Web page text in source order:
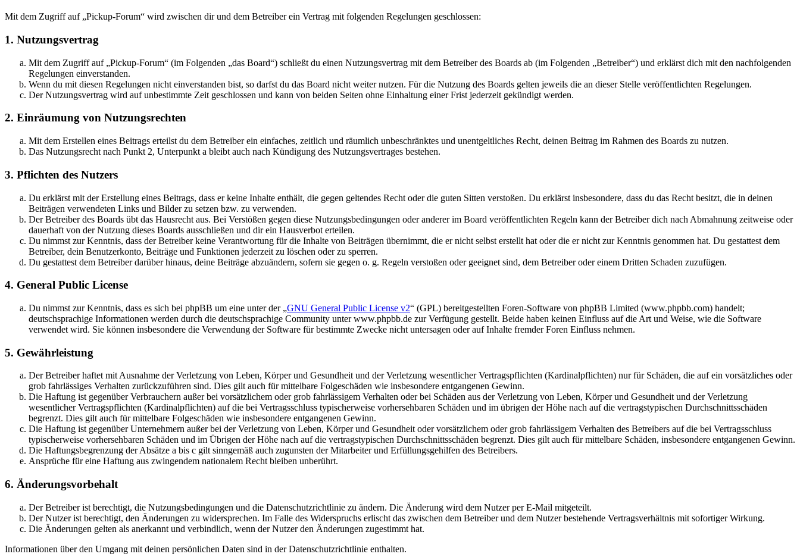
Mit dem Zugriff auf „Pickup-Forum“ wird zwischen dir und dem Betreiber ein Vertrag mit folgenden Regelungen geschlossen:
1. Nutzungsvertrag
Mit dem Zugriff auf „Pickup-Forum“ (im Folgenden „das Board“) schließt du einen Nutzungsvertrag mit dem Betreiber des Boards ab (im Folgenden „Betreiber“) und erklärst dich mit den nachfolgenden
Regelungen einverstanden.
Wenn du mit diesen Regelungen nicht einverstanden bist, so darfst du das Board nicht weiter nutzen. Für die Nutzung des Boards gelten jeweils die an dieser Stelle veröffentlichten Regelungen.
Der Nutzungsvertrag wird auf unbestimmte Zeit geschlossen und kann von beiden Seiten ohne Einhaltung einer Frist jederzeit gekündigt werden.
2. Einräumung von Nutzungsrechten
Mit dem Erstellen eines Beitrags erteilst du dem Betreiber ein einfaches, zeitlich und räumlich unbeschränktes und unentgeltliches Recht, deinen Beitrag im Rahmen des Boards zu nutzen.
Das Nutzungsrecht nach Punkt 2, Unterpunkt a bleibt auch nach Kündigung des Nutzungsvertrages bestehen.
3. Pflichten des Nutzers
Du erklärst mit der Erstellung eines Beitrags, dass er keine Inhalte enthält, die gegen geltendes Recht oder die guten Sitten verstoßen. Du erklärst insbesondere, dass du das Recht besitzt, die in deinen
Beiträgen verwendeten Links und Bilder zu setzen bzw. zu verwenden.
Der Betreiber des Boards übt das Hausrecht aus. Bei Verstößen gegen diese Nutzungsbedingungen oder anderer im Board veröffentlichten Regeln kann der Betreiber dich nach Abmahnung zeitweise oder
dauerhaft von der Nutzung dieses Boards ausschließen und dir ein Hausverbot erteilen.
Du nimmst zur Kenntnis, dass der Betreiber keine Verantwortung für die Inhalte von Beiträgen übernimmt, die er nicht selbst erstellt hat oder die er nicht zur Kenntnis genommen hat. Du gestattest dem
Betreiber, dein Benutzerkonto, Beiträge und Funktionen jederzeit zu löschen oder zu sperren.
Du gestattest dem Betreiber darüber hinaus, deine Beiträge abzuändern, sofern sie gegen o. g. Regeln verstoßen oder geeignet sind, dem Betreiber oder einem Dritten Schaden zuzufügen.
4. General Public License
Du nimmst zur Kenntnis, dass es sich bei phpBB um eine unter der „GNU General Public License v2“ (GPL) bereitgestellten Foren-Software von phpBB Limited (www.phpbb.com) handelt;
deutschsprachige Informationen werden durch die deutschsprachige Community unter www.phpbb.de zur Verfügung gestellt. Beide haben keinen Einfluss auf die Art und Weise, wie die Software
verwendet wird. Sie können insbesondere die Verwendung der Software für bestimmte Zwecke nicht untersagen oder auf Inhalte fremder Foren Einfluss nehmen.
5. Gewährleistung
Der Betreiber haftet mit Ausnahme der Verletzung von Leben, Körper und Gesundheit und der Verletzung wesentlicher Vertragspflichten (Kardinalpflichten) nur für Schäden, die auf ein vorsätzliches oder
grob fahrlässiges Verhalten zurückzuführen sind. Dies gilt auch für mittelbare Folgeschäden wie insbesondere entgangenen Gewinn.
Die Haftung ist gegenüber Verbrauchern außer bei vorsätzlichem oder grob fahrlässigem Verhalten oder bei Schäden aus der Verletzung von Leben, Körper und Gesundheit und der Verletzung
wesentlicher Vertragspflichten (Kardinalpflichten) auf die bei Vertragsschluss typischerweise vorhersehbaren Schäden und im übrigen der Höhe nach auf die vertragstypischen Durchschnittsschäden
begrenzt. Dies gilt auch für mittelbare Folgeschäden wie insbesondere entgangenen Gewinn.
Die Haftung ist gegenüber Unternehmern außer bei der Verletzung von Leben, Körper und Gesundheit oder vorsätzlichem oder grob fahrlässigem Verhalten des Betreibers auf die bei Vertragsschluss
typischerweise vorhersehbaren Schäden und im Übrigen der Höhe nach auf die vertragstypischen Durchschnittsschäden begrenzt. Dies gilt auch für mittelbare Schäden, insbesondere entgangenen Gewinn.
Die Haftungsbegrenzung der Absätze a bis c gilt sinngemäß auch zugunsten der Mitarbeiter und Erfüllungsgehilfen des Betreibers.
Ansprüche für eine Haftung aus zwingendem nationalem Recht bleiben unberührt.
6. Änderungsvorbehalt
Der Betreiber ist berechtigt, die Nutzungsbedingungen und die Datenschutzrichtlinie zu ändern. Die Änderung wird dem Nutzer per E-Mail mitgeteilt.
Der Nutzer ist berechtigt, den Änderungen zu widersprechen. Im Falle des Widerspruchs erlischt das zwischen dem Betreiber und dem Nutzer bestehende Vertragsverhältnis mit sofortiger Wirkung.
Die Änderungen gelten als anerkannt und verbindlich, wenn der Nutzer den Änderungen zugestimmt hat.
Informationen über den Umgang mit deinen persönlichen Daten sind in der Datenschutzrichtlinie enthalten.